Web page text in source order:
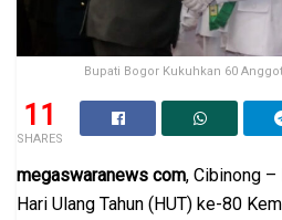
Bupati Bogor Kukuhkan 60
11
SHARES
megaswaranews com, Cibinong
Hari Ulang Tahun (HUT) ke-80